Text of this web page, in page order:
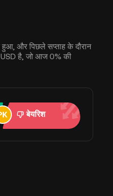
और पिछले सप्ताह के दौरान
USD है, जो आज 0% की
बेयरिश